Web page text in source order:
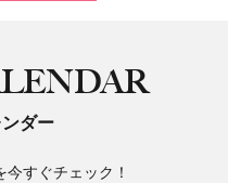
ダー
すぐチェック！